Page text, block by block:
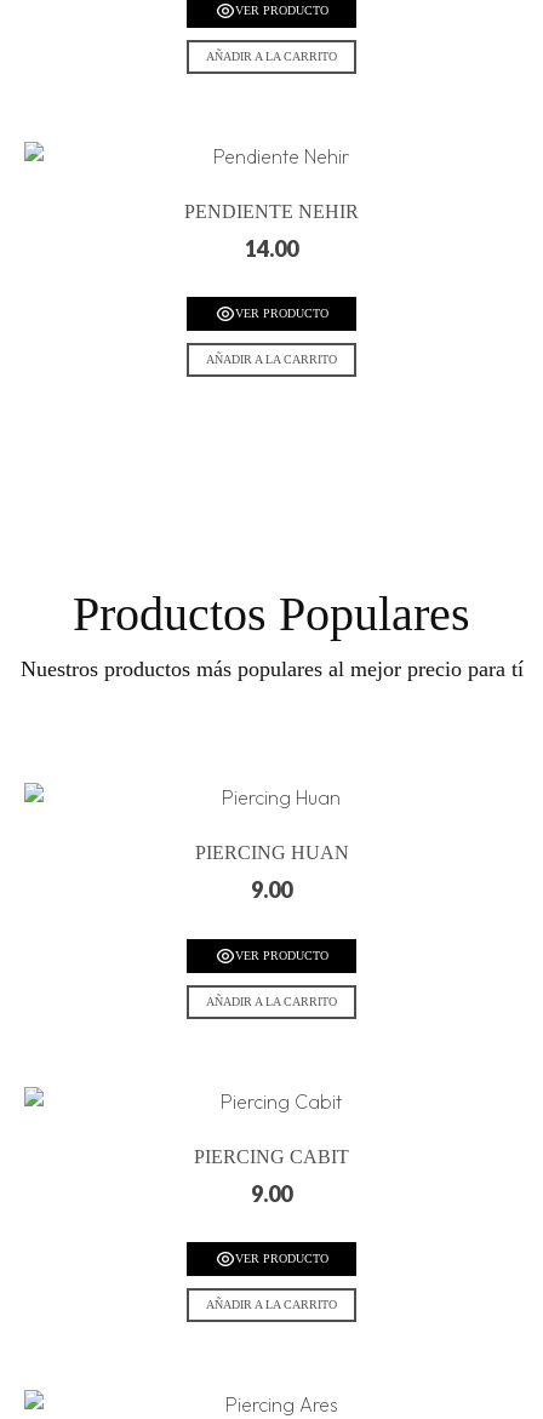
VER PRODUCTO
AÑADIR A LA CARRITO
PENDIENTE NEHIR
14.00
VER PRODUCTO
AÑADIR A LA CARRITO
Productos Populares
Nuestros productos más populares al mejor precio para tí
PIERCING HUAN
9.00
VER PRODUCTO
AÑADIR A LA CARRITO
PIERCING CABIT
9.00
VER PRODUCTO
AÑADIR A LA CARRITO